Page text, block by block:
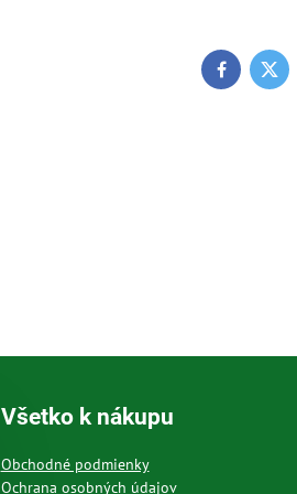
Facebook
Všetko k nákupu
Obchodné podmienky
Ochrana osobných údajov